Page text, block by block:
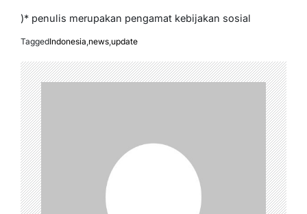
)* penulis merupakan pengamat kebijakan sosial
TaggedIndonesia news update